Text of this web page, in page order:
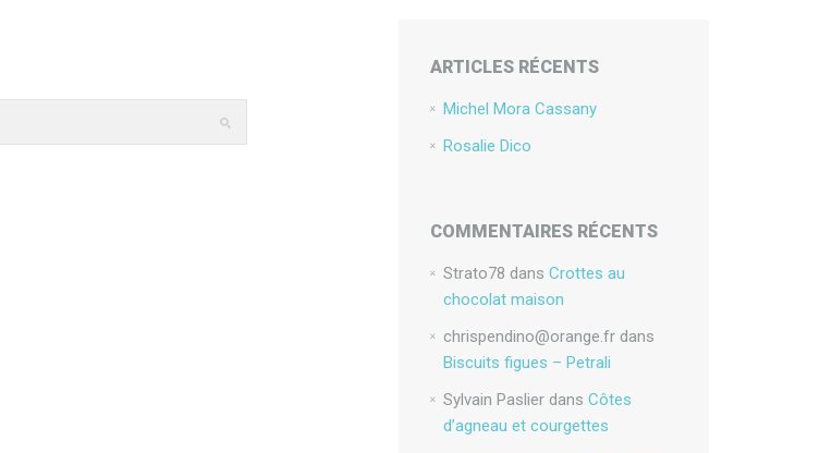
ARTICLES RÉCENTS
Michel Mora Cassany
Rosalie Dico
COMMENTAIRES RÉCENTS
Strato78 dans Crottes au
chocolat maison
chrispendino@orange.frdans
Biscuits figues – Petrali
Sylvain Paslierdans Côtes
d’agneau et courgettes